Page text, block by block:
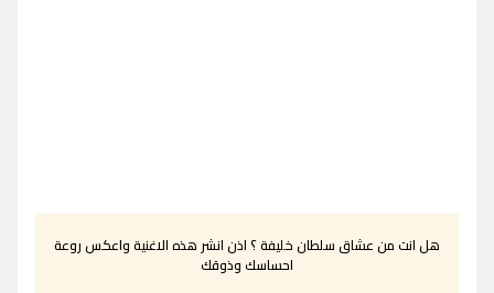
هل انت من عشاق سلطان خليفة ؟ اذن انشر هذه الاغنية واعكس روعة
احساسك وذوقك